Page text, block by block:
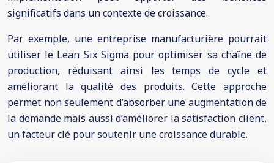
significatifs dans un contexte de croissance.
Par exemple, une entreprise manufacturière pourrait
utiliser le Lean Six Sigma pour optimiser sa chaîne de
production, réduisant ainsi les temps de cycle et
améliorant la qualité des produits. Cette approche
permet non seulement d’absorber une augmentation de
la demande mais aussi d’améliorer la satisfaction client,
un facteur clé pour soutenir une croissance durable.